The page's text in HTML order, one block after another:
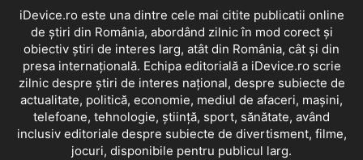
iDevice.ro este una dintre cele mai citite publicatii online
de știri din România, abordând zilnic în mod corect și
obiectiv știri de interes larg, atât din România, cât și din
presa internațională. Echipa editorială a iDevice.ro scrie
zilnic despre știri de interes național, despre subiecte de
actualitate, politică, economie, mediul de afaceri, mașini,
telefoane, tehnologie, știință, sport, sănătate, având
inclusiv editoriale despre subiecte de divertisment, filme,
jocuri, disponibile pentru publicul larg.